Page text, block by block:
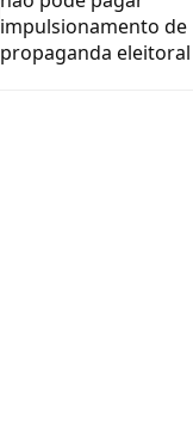
impulsionamento de
propaganda eleitoral